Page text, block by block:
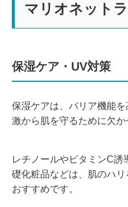
マリオネット
保湿ケア・UV対策
保湿ケアは、バリア機能
激から肌を守るために欠か
レチノールやビタミンC誘
礎化粧品などは、肌のハ
おすすめです。